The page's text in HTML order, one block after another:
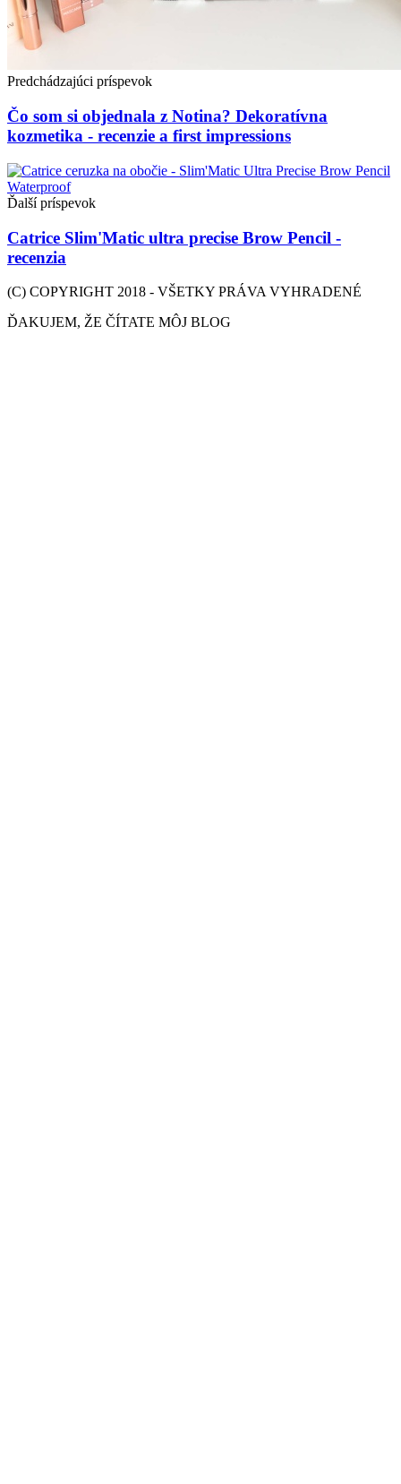
Predchádzajúci príspevok
Čo som si objednala z Notina? Dekoratívna
kozmetika - recenzie a first impressions
Ďalší príspevok
Catrice Slim'Matic ultra precise Brow Pencil -
recenzia
(C) COPYRIGHT 2018 - VŠETKY PRÁVA VYHRADENÉ
ĎAKUJEM, ŽE ČÍTATE MÔJ BLOG